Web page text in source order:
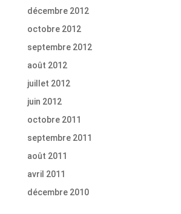
décembre 2012
octobre 2012
septembre 2012
août 2012
juillet 2012
juin 2012
octobre 2011
septembre 2011
août 2011
avril 2011
décembre 2010